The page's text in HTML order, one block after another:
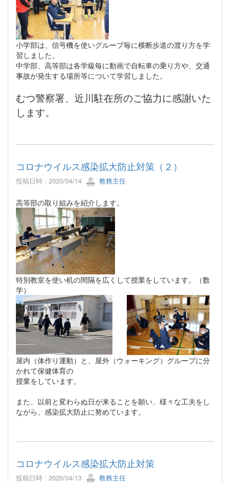
小学部は、信号機を使いグループ毎に横断歩道の渡り方を学
習しました。
中学部、高等部は各学級毎に動画で自転車の乗り方や、交通
事故が発生する場所等について学習しました。
むつ警察署、近川駐在所のご協力に感謝いた
します。
コロナウイルス感染拡大防止対策（２）
投稿日時 : 2020/04/14 教務主任
高等部の取り組みを紹介します。
特別教室を使い机の間隔を広くして授業をしています。（数
学）
屋内（体作り運動）と、屋外（ウォーキング）グループに分
かれて保健体育の
授業をしています。
また、以前と変わらぬ日が来ることを願い、様々な工夫をし
ながら、感染拡大防止に努めています。
コロナウイルス感染拡大防止対策
投稿日時 : 2020/04/13 教務主任